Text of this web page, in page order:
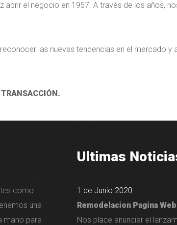
abrir el negocio en 1957. A través de los años,
las nuevas tendencias en el mercado
como
una
mano para
Ultimas
1 de Junio 2020
Remodelacion Pagina Web
Nos place anunciar el